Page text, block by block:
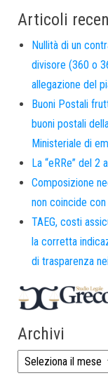
Articoli
Nullità di un
divisore (360 o
allegazione del
Buoni Postali
buoni postali
Ministeriale di
La “eRRe” del 2
Composizione
non coincide
TAEG, costi
la corretta
di trasparenza
Archivi